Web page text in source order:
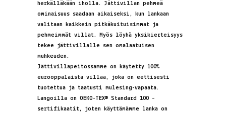
herkälläkään iholla. Jättivillan pehmeä
ominaisuus saadaan aikaiseksi, kun lankaan
valitaan kaikkein pitkäkuituisimmat ja
pehmeimmät villat. Myös löyhä yksikierteisyys
tekee jättivillalle sen omalaatuisen
muhkeuden.
Jättivillapeitossamme on käytetty 100%
eurooppalaista villaa, joka on eettisesti
tuotettua ja taatusti mulesing-vapaata.
Langoilla on OEKO-TEX® Standard 100 –
sertifikaatit, joten käyttämämme lanka on